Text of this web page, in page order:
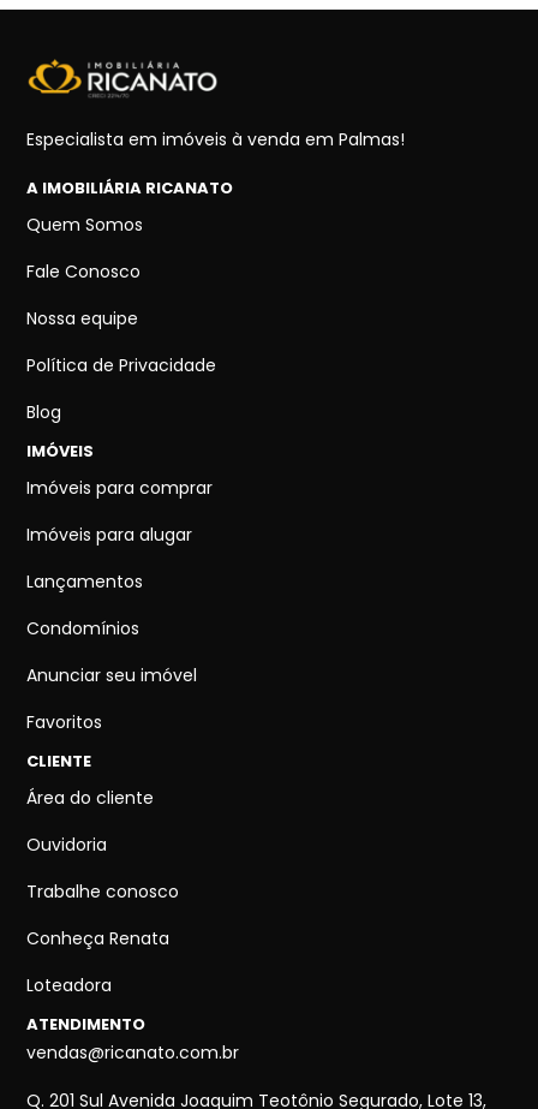
Especialista em imóveis à venda em Palmas!
A IMOBILIÁRIA RICANATO
Quem Somos
Fale Conosco
Nossa equipe
Política de Privacidade
Blog
IMÓVEIS
Imóveis para comprar
Imóveis para alugar
Lançamentos
Condomínios
Anunciar seu imóvel
Favoritos
CLIENTE
Área do cliente
Ouvidoria
Trabalhe conosco
Conheça Renata
Loteadora
ATENDIMENTO
vendas@ricanato.com.br
Q. 201 Sul Avenida Joaquim Teotônio Segurado, Lote 13,